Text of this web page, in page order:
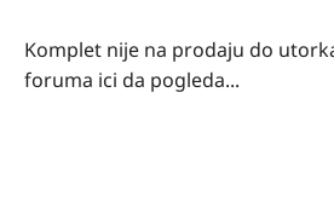
Komplet nije na prodaju do
foruma ici da pogleda...